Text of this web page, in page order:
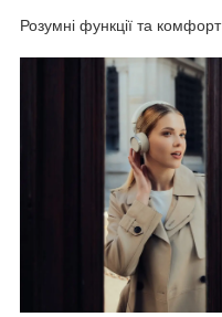
Розумні функції та комфорт